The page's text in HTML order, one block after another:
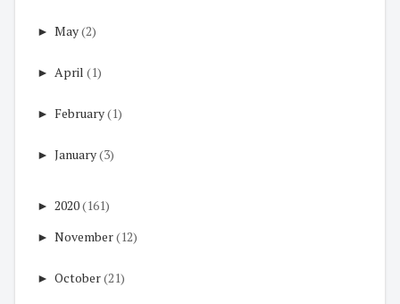
► May(2)
► April (1)
► February(1)
► January(3)
► 2020(161)
► November(12)
► October(21)